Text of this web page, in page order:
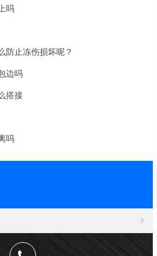
吗
防止冻伤损坏呢？
边吗
搭接
吗